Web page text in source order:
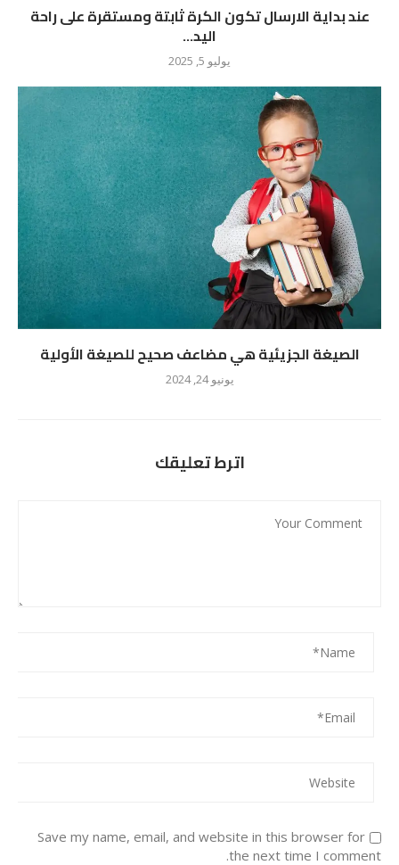
عند بداية الارسال تكون الكرة ثابتة ومستقرة على راحة
اليد...
يوليو 5, 2025
الصيغة الجزيئية هي مضاعف صحيح للصيغة الأولية
يونيو 24, 2024
اترط تعليقك
Save my name, email, and website in this browser for
the next time I comment.